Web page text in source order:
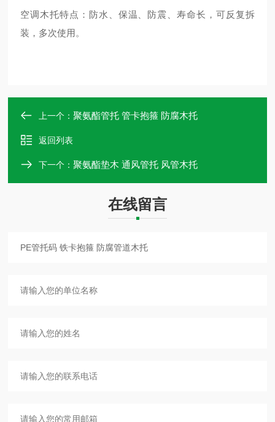
空调木托特点：防水、保温、防震、寿命长，可反复拆
装，多次使用。
上一个：聚氨酯管托 管卡抱箍 防腐木托
返回列表
下一个：聚氨酯垫木 通风管托 风管木托
在线留言